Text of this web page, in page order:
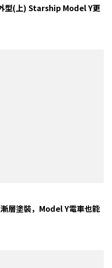
型(上) Starship Model Y更
漸層塗裝，Model Y電車也能